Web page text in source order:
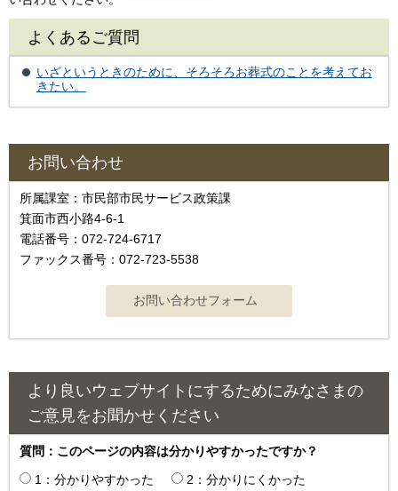
よくあるご質問
いざというときのために、そろそろお葬式のことを考えてお
きたい。
お問い合わせ
所属課室：市民部市民サービス政策課
箕面市西小路4‐6‐1
電話番号：072-724-6717
ファックス番号：072-723-5538
より良いウェブサイトにするためにみなさまの
ご意見をお聞かせください
質問：このページの内容は分かりやすかったですか？
1：分かりやすかった
2：分かりにくかった